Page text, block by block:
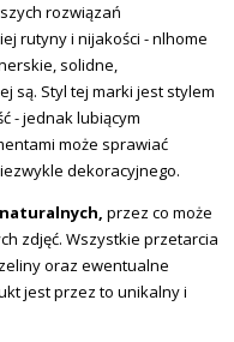
rozwiązań
rutyny i nijakości - nlhome
solidne,
są. Styl tej marki jest stylem
- jednak lubiącym
może sprawiać
dekoracyjnego.
przez co może
zdjęć. Wszystkie przetarcia
oraz ewentualne
jest przez to unikalny i